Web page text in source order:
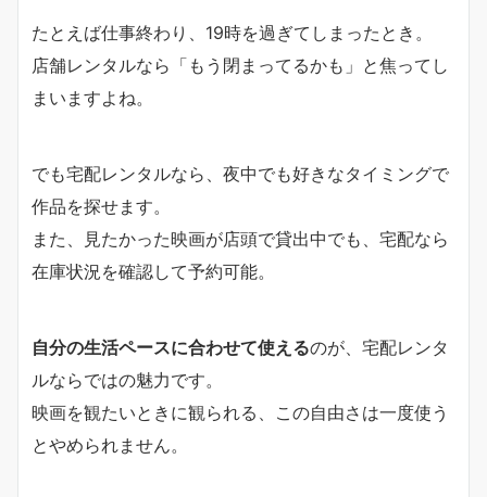
たとえば仕事終わり、19時を過ぎてしまったとき。
店舗レンタルなら「もう閉まってるかも」と焦ってし
まいますよね。
でも宅配レンタルなら、夜中でも好きなタイミングで
作品を探せます。
また、見たかった映画が店頭で貸出中でも、宅配なら
在庫状況を確認して予約可能。
自分の生活ペースに合わせて使えるのが、宅配レンタ
ルならではの魅力です。
映画を観たいときに観られる、この自由さは一度使う
とやめられません。